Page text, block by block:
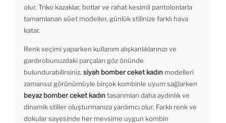
olur. Triko kazaklar, botlar ve rahat kesimli pantolonlarla
tamamlanan süet modeller, günlük stilinize farklı hava
katar.
Renk seçimi yaparken kullanım alışkanlıklarınızı ve
gardırobunuzdaki parçaları göz önünde
bulundurabilirsiniz. siyah bomber ceket kadın modelleri
zamansız görünümüyle birçok kombinle uyum sağlarken
beyaz bomber ceket kadıntasarımları daha aydınlık ve
dinamik stiller oluşturmanıza yardımcı olur. Farklı renk ve
dokular sayesinde her mevsime uygun kombin